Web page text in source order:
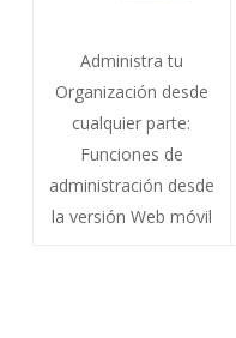
Administra tu
Organización desde
cualquier parte:
Funciones de
administración desde
la versión Web móvil